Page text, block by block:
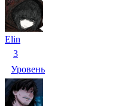
Elin
3
Уровень